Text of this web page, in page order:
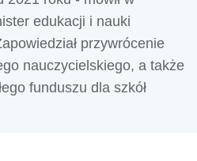
edukacji i nauki
przywrócenie
nauczycielskiego, a także
funduszu dla szkół